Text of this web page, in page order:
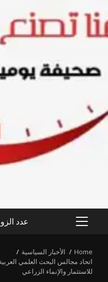
PRIMARY
عدد الزوار:
Home
الأخبار السياسية
اتحاد مجالس البحث العلمي
للاستثمار والإنماء الزراعي